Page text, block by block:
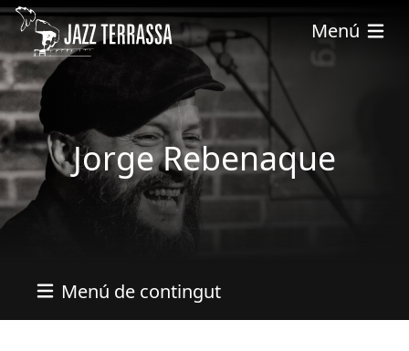
Skip to main content
Menú
Jorge Rebenaque
Menú de contingut